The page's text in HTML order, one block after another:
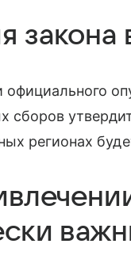
закона
сборов
регионах